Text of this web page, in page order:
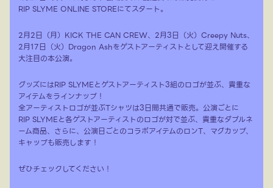
RIP SLYME ONLINE STOREにてスタート。
2月2日（月）KICK THE CAN CREW、2月3日（火）Creepy Nuts、
2月17日（火）Dragon Ashをゲストアーティストとして迎え開催する
大注目の本公演。
グッズにはRIP SLYMEとゲストアーティスト3組のロゴが並ぶ、貴重な
アイテムをラインナップ！
全アーティストロゴが並ぶTシャツは3日間共通で販売。公演ごとに
RIP SLYMEと各ゲストアーティストのロゴが対で並ぶ、貴重なダブルネ
ーム商品、さらに、公演日ごとのコラボアイテムのロンT、マグカップ、
キャップも販売します！
ぜひチェックしてください！